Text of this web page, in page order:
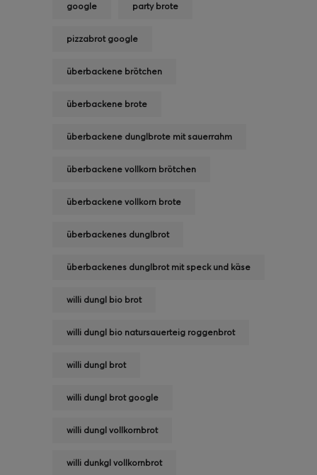
google party brote
pizzabrot google
überbackene brötchen
überbackene brote
überbackene dunglbrote mit sauerrahm
überbackene vollkorn brötchen
überbackene vollkorn brote
überbackenes dunglbrot
überbackenes dunglbrot mit speck und käse
willi dungl bio brot
willi dungl bio natursauerteig roggenbrot
willi dungl brot
willi dungl brot google
willi dungl vollkornbrot
willi dunkgl vollkornbrot